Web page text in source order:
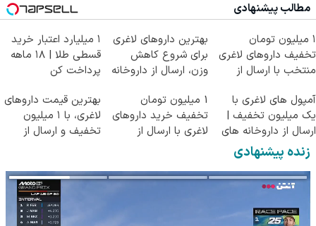
مطالب پیشنهادی
۱ میلیون تومان
تخفیف داروهای لاغری
منتخب با ارسال از
بهترین داروهای لاغری
برای شروع کاهش
وزن، ارسال از داروخانه
۱ میلیارد اعتبار خرید
قسطی طلا | ۱۸ ماهه
پرداخت کن
آمپول های لاغری با
یک میلیون تخفیف |
ارسال از داروخانه های
معتبر
1 میلیون تومان
تخفیف خرید داروهای
لاغری با ارسال از
بهترین قیمت داروهای
لاغری، با ۱ میلیون
تخفیف و ارسال از
زنده پیشنهادی